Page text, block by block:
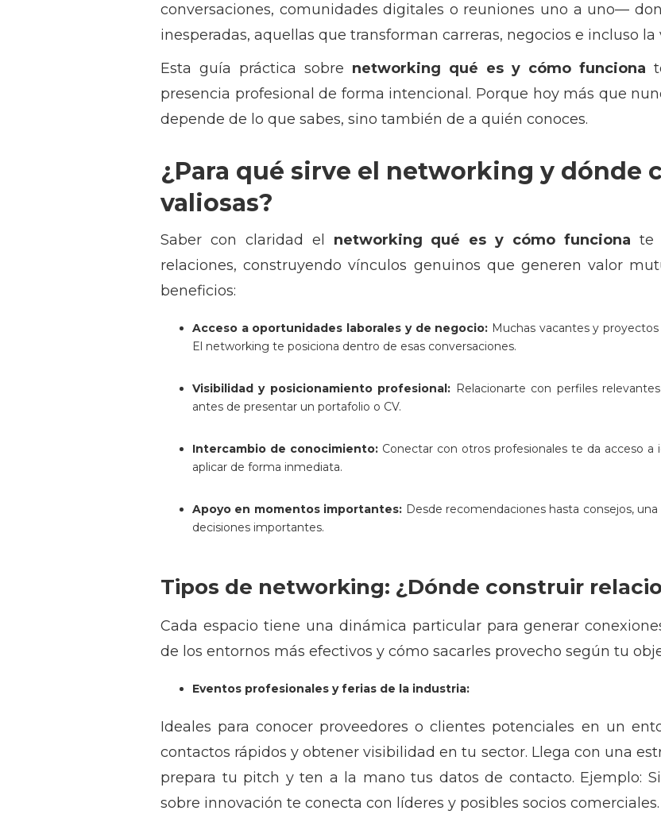
conversaciones, comunidades digitales o reuniones uno a uno—
inesperadas, aquellas que transforman carreras, negocios e incluso
Esta guía práctica sobre networking qué es y cómo funciona
presencia profesional de forma intencional. Porque hoy más que
depende de lo que sabes, sino también de a quién conoces.
¿Para qué sirve el networking y dónde
valiosas?
Saber con claridad el networking qué es y cómo funciona te
relaciones, construyendo vínculos genuinos que generen valor
beneficios:
Acceso a oportunidades laborales y de negocio: Muchas vacantes y
El networking te posiciona dentro de esas conversaciones.
Visibilidad y posicionamiento profesional: Relacionarte con perfiles
antes de presentar un portafolio o CV.
Intercambio de conocimiento: Conectar con otros profesionales te da acceso
aplicar de forma inmediata.
Apoyo en momentos importantes: Desde recomendaciones hasta consejos,
decisiones importantes.
Tipos de networking: ¿Dónde construir
Cada espacio tiene una dinámica particular para generar
de los entornos más efectivos y cómo sacarles provecho según tu
Eventos profesionales y ferias de la industria:
Ideales para conocer proveedores o clientes potenciales en un
contactos rápidos y obtener visibilidad en tu sector. Llega con una
prepara tu pitch y ten a la mano tus datos de contacto. Ejemplo:
sobre innovación te conecta con líderes y posibles socios comerciales.